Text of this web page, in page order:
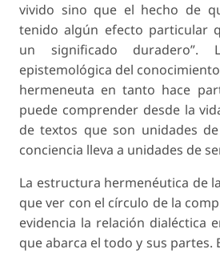
vivido sino que el hecho de
tenido algún efecto particular
un significado duradero”.
epistemológica del
hermeneuta en tanto hace
puede comprender desde la
de textos que son unidades
conciencia lleva a unidades de
La estructura hermenéutica de
que ver con el círculo de la
evidencia la relación
que abarca el todo y sus partes.